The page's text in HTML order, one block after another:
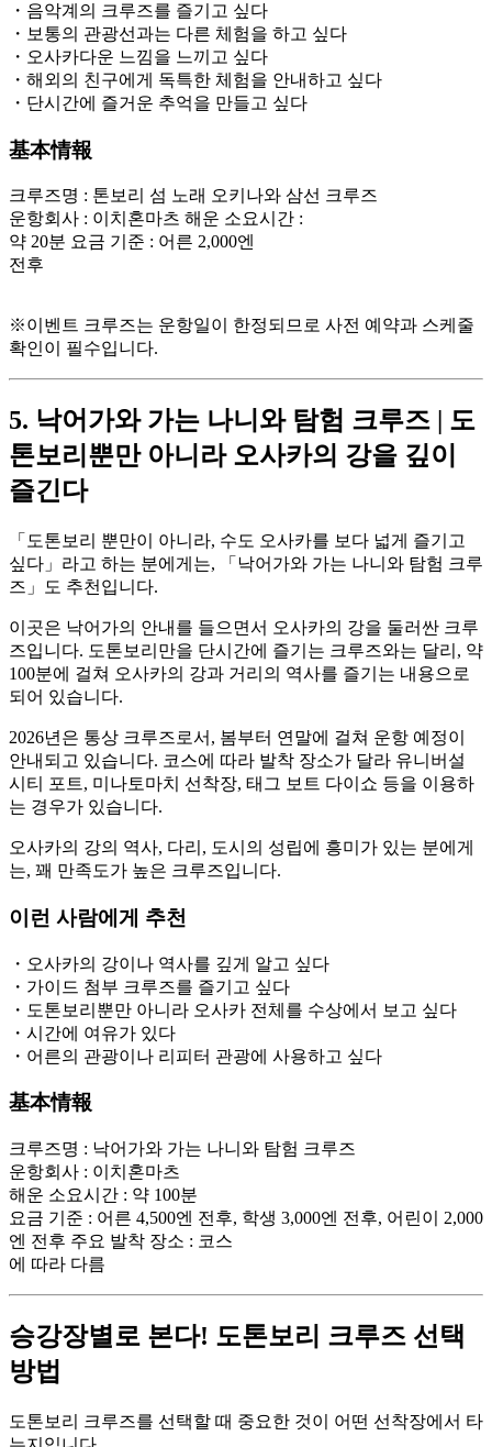
・음악계의 크루즈를 즐기고 싶다
・보통의 관광선과는 다른 체험을 하고 싶다
・오사카다운 느낌을 느끼고 싶다
・해외의 친구에게 독특한 체험을 안내하고 싶다
・단시간에 즐거운 추억을 만들고 싶다
基本情報
크루즈명 : 톤보리 섬 노래 오키나와 삼선 크루즈
운항회사 : 이치혼마츠 해운 소요시간 :
약 20분 요금 기준 : 어른 2,000엔
전후
※이벤트 크루즈는 운항일이 한정되므로 사전 예약과 스케줄
확인이 필수입니다.
5. 낙어가와 가는 나니와 탐험 크루즈 | 도
톤보리뿐만 아니라 오사카의 강을 깊이
즐긴다
「도톤보리 뿐만이 아니라, 수도 오사카를 보다 넓게 즐기고
싶다」라고 하는 분에게는, 「낙어가와 가는 나니와 탐험 크루
즈」도 추천입니다.
이곳은 낙어가의 안내를 들으면서 오사카의 강을 둘러싼 크루
즈입니다. 도톤보리만을 단시간에 즐기는 크루즈와는 달리, 약
100분에 걸쳐 오사카의 강과 거리의 역사를 즐기는 내용으로
되어 있습니다.
2026년은 통상 크루즈로서, 봄부터 연말에 걸쳐 운항 예정이
안내되고 있습니다. 코스에 따라 발착 장소가 달라 유니버설
시티 포트, 미나토마치 선착장, 태그 보트 다이쇼 등을 이용하
는 경우가 있습니다.
오사카의 강의 역사, 다리, 도시의 성립에 흥미가 있는 분에게
는, 꽤 만족도가 높은 크루즈입니다.
이런 사람에게 추천
・오사카의 강이나 역사를 깊게 알고 싶다
・가이드 첨부 크루즈를 즐기고 싶다
・도톤보리뿐만 아니라 오사카 전체를 수상에서 보고 싶다
・시간에 여유가 있다
・어른의 관광이나 리피터 관광에 사용하고 싶다
基本情報
크루즈명 : 낙어가와 가는 나니와 탐험 크루즈
운항회사 : 이치혼마츠
해운 소요시간 : 약 100분
요금 기준 : 어른 4,500엔 전후, 학생 3,000엔 전후, 어린이 2,000
엔 전후 주요 발착 장소 : 코스
에 따라 다름
승강장별로 본다! 도톤보리 크루즈 선택
방법
도톤보리 크루즈를 선택할 때 중요한 것이 어떤 선착장에서 타